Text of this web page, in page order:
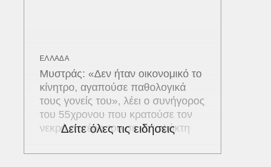
ΕΛΛΑΔΑ
Μυστράς: «Δεν ήταν οικονομικό το
κίνητρο, αγαπούσε παθολογικά
τους γονείς του», λέει ο συνήγορος
του 55χρονου που κρατούσε τον
νεκρό πατέρα του σε καταψύκτη
Δείτε όλες τις ειδήσεις